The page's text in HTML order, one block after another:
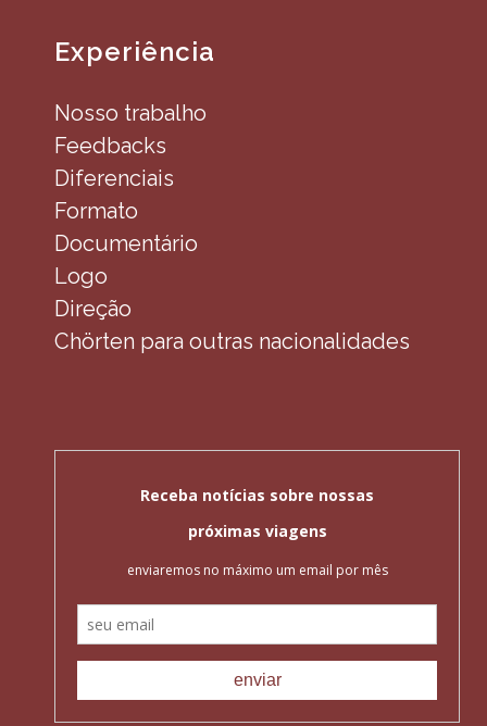
Experiência
Nosso trabalho
Feedbacks
Diferenciais
Formato
Documentário
Logo
Direção
Chörten para outras nacionalidades